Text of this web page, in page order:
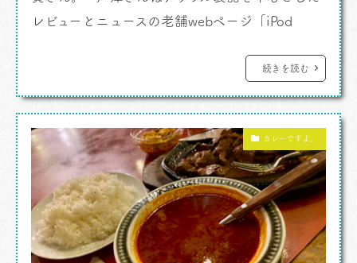
レビューとニュースの老舗webページ「iPod
インコーポレイテッドのエンジニアをやっていた
戸津さんらしいコンテンツが並ぶ、渋くて玄人好
業やライター業などマルチで活躍する戸津さんで
すが、 […]
続きを読む
カレーですよ。